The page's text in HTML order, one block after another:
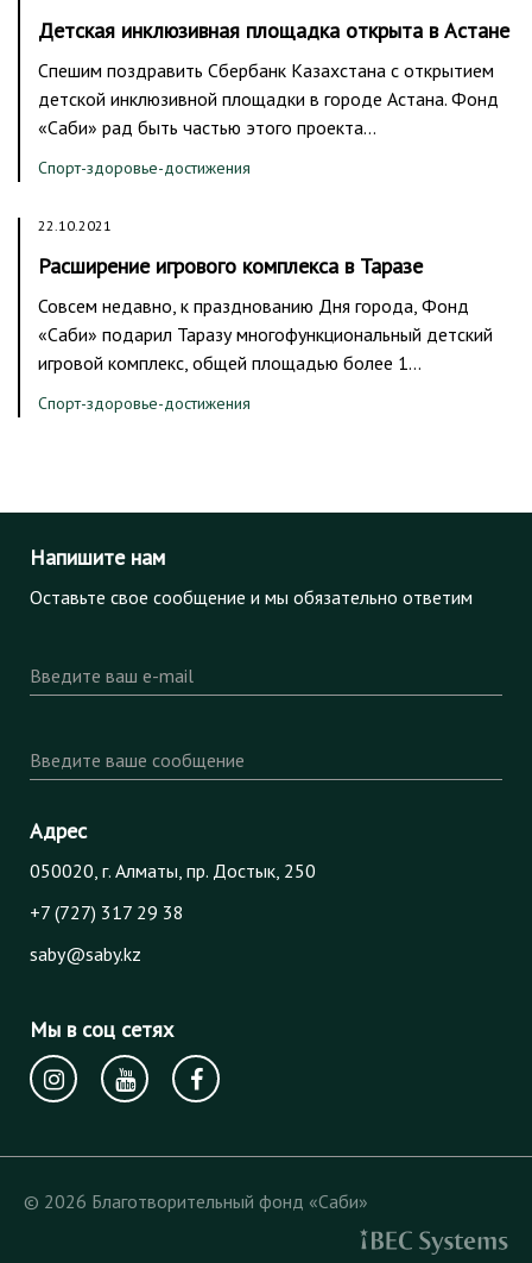
Детская инклюзивная площадка открыта в Астане
Спешим поздравить Сбербанк Казахстана с открытием
детской инклюзивной площадки в городе Астана. Фонд
«Саби» рад быть частью этого проекта…
Спорт-здоровье-достижения
22.10.2021
Расширение игрового комплекса в Таразе
Совсем недавно, к празднованию Дня города, Фонд
«Саби» подарил Таразу многофункциональный детский
игровой комплекс, общей площадью более 1…
Спорт-здоровье-достижения
Напишите нам
Оставьте свое сообщение и мы обязательно ответим
Введите ваш e-mail
Введите ваше сообщение
Адрес
050020, г. Алматы, пр. Достык, 250
+7 (727) 317 29 38
saby@saby.kz
Мы в соц сетях
© 2026 Благотворительный фонд «Саби»